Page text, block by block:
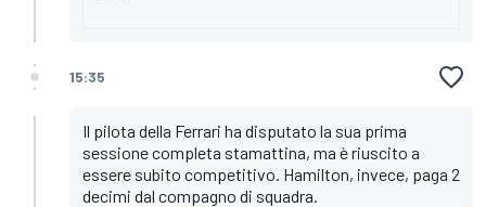
15:35
Il pilota della Ferrari ha disputato la sua prima
sessione completa stamattina, ma è riuscito a
essere subito competitivo. Hamilton, invece, paga 2
decimi dal compagno di squadra.